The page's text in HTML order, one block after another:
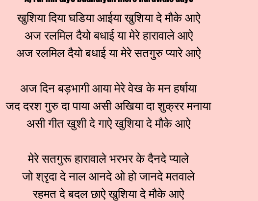
खुशिया दिया घडिया आईया खुशिया दे मौके आऐ
अज रलमिल दैयो बधाई या मेरे हारावाले आऐ
अज रलमिल दैयो बधाई या मेरे सतगुरु प्यारे आऐ
अज दिन बड़भागी आया मेरे वेख के मन हर्षाया
जद दरश गुरु दा पाया असी अखिया दा शुक्रर मनाया
असी गीत खुशी दे गाऐ खुशिया दे मौके आऐ
मेरे सतगुरू हारावाले भरभर के दैनदे प्याले
जो श्रृदा दे नाल आनदे ओ हो जानदे मतवाले
रहमत दे बदल छाऐ खुशिया दे मौके आऐ